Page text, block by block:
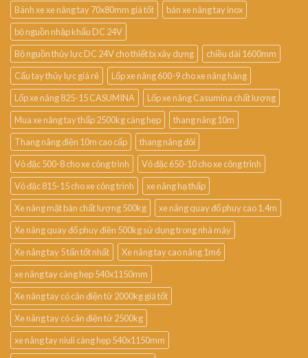
Bánh xe xe nâng tay 70x80mm giá tốt
bán xe nâng tay inox
bộ nguồn nhập khẩu DC 24V
Bộ nguồn thủy lực DC 24V cho thiết bị xây dựng
chiều dài 1600mm
Cẩu tay thủy lực giá rẻ
Lốp xe nâng 600-9 cho xe nâng hàng
Lốp xe nâng 825-15 CASUMINA
Lốp xe nâng Casumina chất lượng
Mua xe nâng tay thấp 2500kg càng hẹp
thang nâng 10m
Thang nâng điện 10m cao cấp
thang nâng đôi
Vỏ đặc 500-8 cho xe công trình
Vỏ đặc 650-10 cho xe công trình
Vỏ đặc 815-15 cho xe công trình
xe nâng hạ thấp
Xe nâng mặt bàn chất lượng 500kg
xe nâng quay đổ phuy cao 1.4m
Xe nâng quay đổ phuy điện 500kg sử dụng trong nhà máy
Xe nâng tay 5 tấn tốt nhất
Xe nâng tay cao nâng 1m6
xe nâng tay càng hẹp 540x1150mm
Xe nâng tay có cân điện tử 2000kg giá tốt
Xe nâng tay có cân điện tử 2500kg
xe nâng tay niuli càng hẹp 540x1150mm